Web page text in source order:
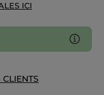
ICI